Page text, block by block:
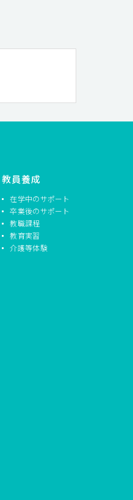
教員養成
在学中のサポート
卒業後のサポート
教職課程
教育実習
介護等体験